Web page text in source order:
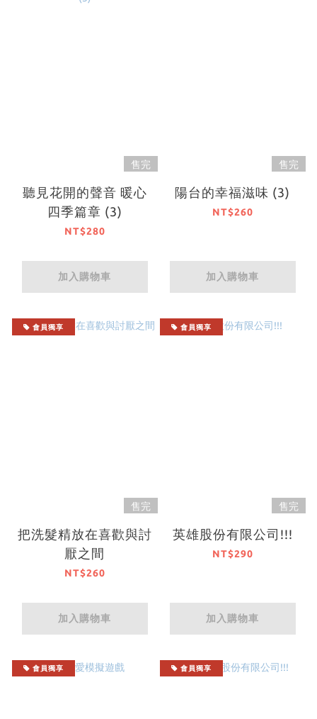
售完
聽見花開的聲音 暖心
四季篇章 (3)
NT$280
加入購物車
售完
陽台的幸福滋味 (3)
NT$260
加入購物車
會員獨享
售完
把洗髮精放在喜歡與討
厭之間
NT$260
加入購物車
會員獨享
售完
英雄股份有限公司!!!
NT$290
加入購物車
會員獨享 會員獨享